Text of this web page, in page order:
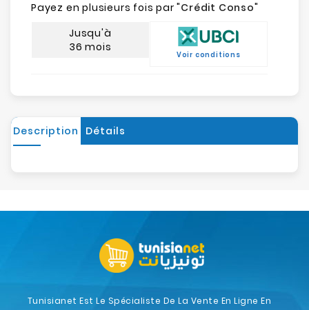
Payez en plusieurs fois par "Crédit Conso"
Jusqu'à
36 mois
Voir conditions
Description Détails
Tunisianet Est Le Spécialiste De La Vente En Ligne En